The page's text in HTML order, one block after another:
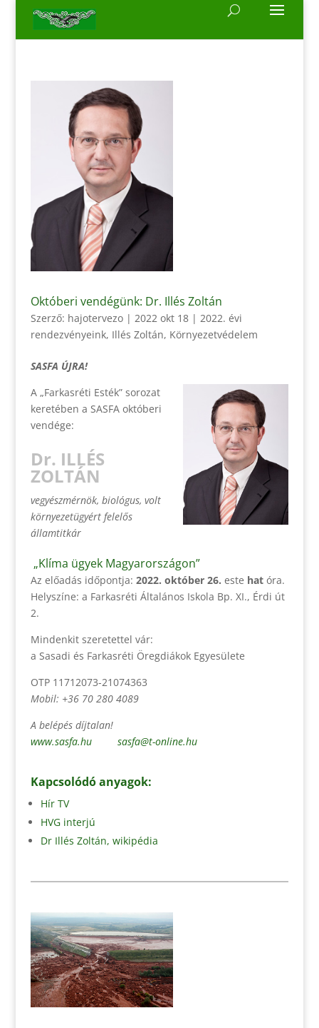
Októberi vendégünk: Dr. Illés Zoltán
Szerző: hajotervezo| 2022 okt 18| 2022. évi
rendezvényeink, Illés Zoltán, Környezetvédelem
SASFA ÚJRA!
A „Farkasréti Esték” sorozat
keretében a SASFA októberi
vendége:
Dr. ILLÉS
ZOLTÁN
vegyészmérnök, biológus, volt
környezetügyért felelős
államtitkár
„Klíma ügyek Magyarországon”
Az előadás időpontja: 2022. október 26. este hat óra.
Helyszíne: a Farkasréti Általános Iskola Bp. XI., Érdi út
2.
Mindenkit szeretettel vár:
a Sasadi és Farkasréti Öregdiákok Egyesülete
OTP 11712073-21074363
Mobil: +36 70 280 4089
A belépés díjtalan!
www.sasfa.hu
sasfa@t-online.hu
Kapcsolódó anyagok:
Hír TV
HVG interjú
Dr Illés Zoltán, wikipédia